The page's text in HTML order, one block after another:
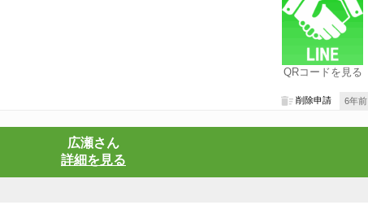
QRコードを見る
6年前
削除申請
広瀬さん
詳細を見る